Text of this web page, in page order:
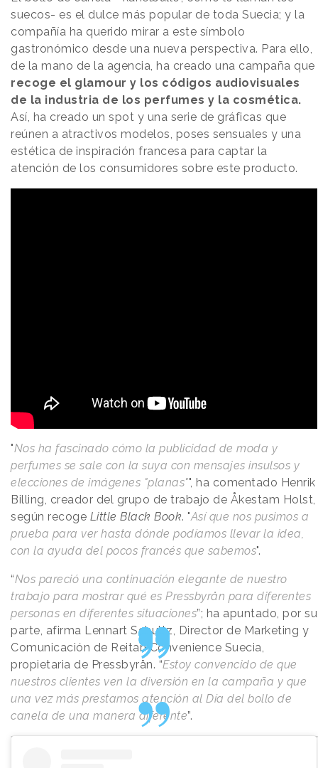
suecos- es el dulce más popular de toda Suecia; y la
compañía ha querido mirar a este símbolo
gastronómico desde una nueva perspectiva. Para ello,
de la mano de la agencia, ha creado una campaña que
recoge el glamour y los códigos audiovisuales
de la industria de los perfumes y la cosmética.
Así, ha creado un spot y una serie de gráficas que
reúnen a atractivos modelos, poses sensuales y una
estética de inspiración francesa para captar la
atención de los consumidores sobre este producto.
"Nos ha fascinado cómo la publicidad de moda y
perfumes se sale con la suya con mensajes insulsos y
elecciones de imágenes "planas"", ha comentado Henrik
Billing, creador del grupo de trabajo de Åkestam Holst,
según recoge Little Black Book. "Así que nos pusimos a
prueba para ver hasta dónde podíamos llevar la idea,
con la ayuda del pocos francés que sabemos".
“Nos pareció una continuación elegante de nuestro
trabajo para mostrar qué es Pressbyrån para diferentes
personas en diferentes situaciones”; ha apuntado, por su
parte, afirma Lennart Schultz, Director de Marketing y
Comunicación de Reitan Convenience Suecia,
propietaria de Pressbyrån. “Estoy convencido de que
nuestros clientes ven la diversión en la campaña y que
una vez más prestamos atención al Día del bollo de
canela de una manera diferente”.